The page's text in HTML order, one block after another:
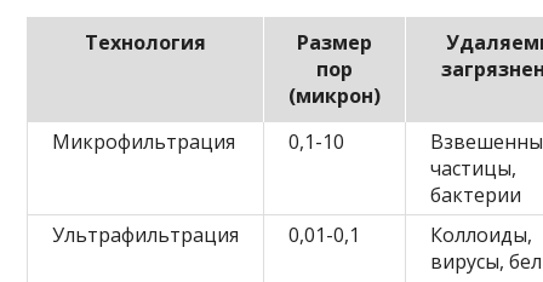
Технология
Размер
пор
(микрон)
Микрофильтрация 0,1-10
частицы,
бактерии
Ультрафильтрация
0,01-0,1
Коллоиды,
вирусы,